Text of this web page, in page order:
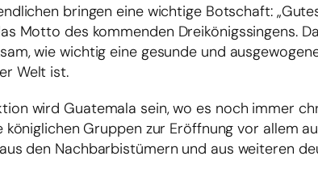
bringen eine wichtige Botschaft:
Motto des kommenden Dreikönigssingens.
wie wichtig eine gesunde und
Welt ist.
wird Guatemala sein, wo es noch immer
Gruppen zur Eröffnung vor allem
den Nachbarbistümern und aus weiteren